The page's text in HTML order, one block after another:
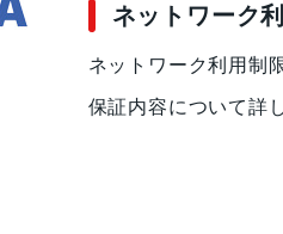
ネットワーク
ネットワーク利用制
保証内容について詳